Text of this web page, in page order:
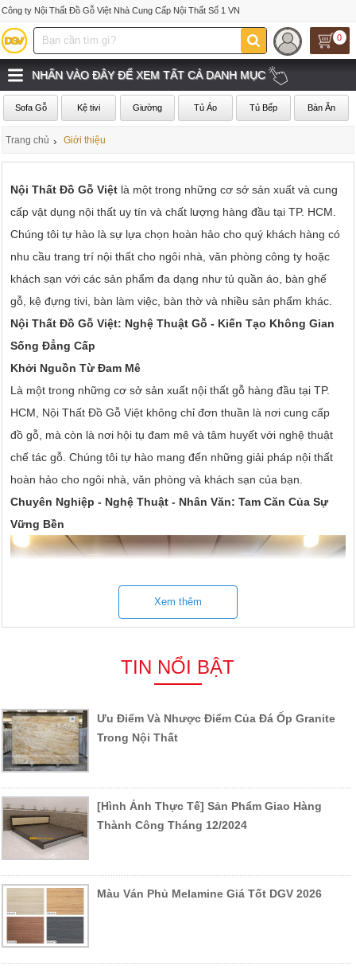
Công ty Nội Thất Đồ Gỗ Việt Nhà Cung Cấp Nội Thất Số 1 VN
0
NHẤN VÀO ĐÂY ĐỂ XEM TẤT CẢ DANH MỤC
Sofa Gỗ Kệ tivi Giường Tủ Áo Tủ Bếp Bàn Ăn
Trang chủ › Giới thiệu
Nội Thất Đồ Gỗ Việt là một trong những cơ sở sản xuất và cung
cấp vật dụng nội thất uy tín và chất lượng hàng đầu tại TP. HCM.
Chúng tôi tự hào là sự lựa chọn hoàn hảo cho quý khách hàng có
nhu cầu trang trí nội thất cho ngôi nhà, văn phòng công ty hoặc
khách sạn với các sản phẩm đa dạng như tủ quần áo, bàn ghế
gỗ, kệ đựng tivi, bàn làm việc, bàn thờ và nhiều sản phẩm khác.
Nội Thất Đồ Gỗ Việt: Nghệ Thuật Gỗ - Kiến Tạo Không Gian
Sống Đẳng Cấp
Khởi Nguồn Từ Đam Mê
Là một trong những cơ sở sản xuất nội thất gỗ hàng đầu tại TP.
HCM, Nội Thất Đồ Gỗ Việt không chỉ đơn thuần là nơi cung cấp
đồ gỗ, mà còn là nơi hội tụ đam mê và tâm huyết với nghệ thuật
chế tác gỗ. Chúng tôi tự hào mang đến những giải pháp nội thất
hoàn hảo cho ngôi nhà, văn phòng và khách sạn của bạn.
Chuyên Nghiệp - Nghệ Thuật - Nhân Văn: Tam Căn Của Sự
Vững Bền
Chuyên Nghiệp:Đội ngũ thiết kế tài năng, kết hợp cùng
những người thợ thủ công giàu kinh nghiệm, đội kỹ thuật giao
hàng lành nghề có nhiều kỹ năng trong việc lắp ráp và vận
phẩm nội thất gỗ chất lượng, đáp ứng mọi yêu cầu khắt khe
nhất về thẩm mỹ và công năng.
Nghệ Thuật:
một tác phẩm nghệ thuật độc đáo, thể hiện sự tinh tế trong
Xem thêm
TIN NỔI BẬT
Ưu Điểm Và Nhược Điểm Của Đá Ốp Granite
Trong Nội Thất
[Hình Ảnh Thực Tế] Sản Phẩm Giao Hàng
Thành Công Tháng 12/2024
Màu Ván Phủ Melamine Giá Tốt DGV 2026